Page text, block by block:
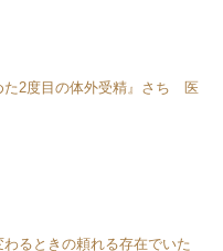
た2度目の体外受精』さち 医
わるときの頼れる存在でいた